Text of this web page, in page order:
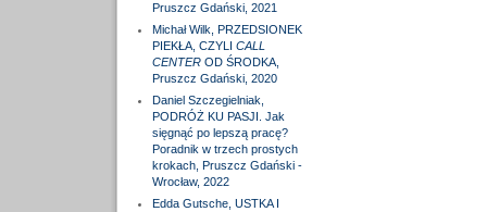
Pruszcz Gdański, 2021
Michał Wilk, PRZEDSIONEK
PIEKŁA, CZYLI CALL
CENTEROD ŚRODKA,
Pruszcz Gdański, 2020
Daniel Szczegielniak,
PODRÓŻ KU PASJI. Jak
sięgnąć po lepszą pracę?
Poradnik w trzech prostych
krokach, Pruszcz Gdański -
Wrocław, 2022
Edda Gutsche, USTKA I